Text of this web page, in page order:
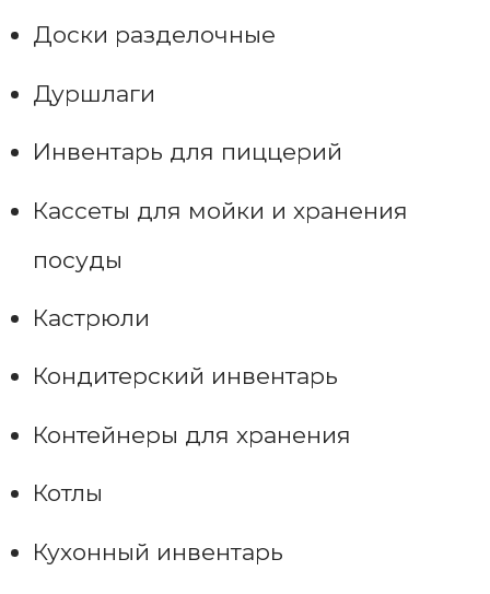
Доски разделочные
Дуршлаги
Инвентарь для пиццерий
Кассеты для мойки и хранения
посуды
Кастрюли
Кондитерский инвентарь
Контейнеры для хранения
Котлы
Кухонный инвентарь